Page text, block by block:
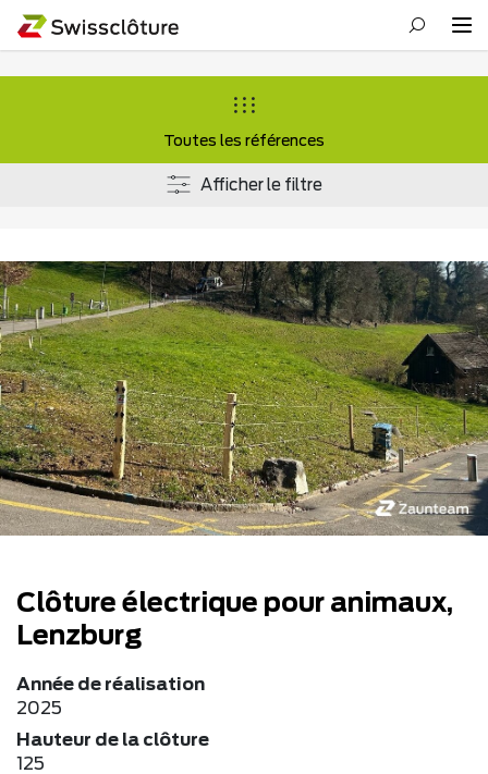
Toutes les références
Afficher le filtre
Clôture électrique pour animaux,
Lenzburg
Année de réalisation
2025
Hauteur de la clôture
125